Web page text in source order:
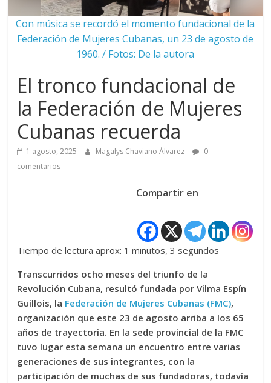
Con música se recordó el momento fundacional de la
Federación de Mujeres Cubanas, un 23 de agosto de
1960. / Fotos: De la autora
El tronco fundacional de
la Federación de Mujeres
Cubanas recuerda
1 agosto, 2025 Magalys Chaviano Álvarez
0
comentarios
Compartir en
Tiempo de lectura aprox: 1 minutos, 3 segundos
Transcurridos ocho meses del triunfo de la
Revolución Cubana, resultó fundada por Vilma Espín
Guillois, la Federación de Mujeres Cubanas (FMC),
organización que este 23 de agosto arriba a los 65
años de trayectoria. En la sede provincial de la FMC
tuvo lugar esta semana un encuentro entre varias
generaciones de sus integrantes, con la
participación de muchas de sus fundadoras, todavía